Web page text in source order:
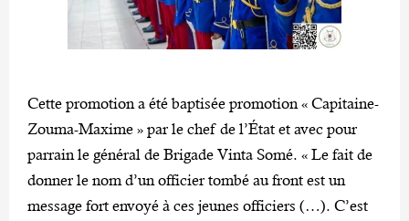
Cette promotion a été baptisée promotion « Capitaine-
Zouma-Maxime » par le chef de l’État et avec pour
parrain le général de Brigade Vinta Somé. « Le fait de
donner le nom d’un officier tombé au front est un
message fort envoyé à ces jeunes officiers (…). C’est